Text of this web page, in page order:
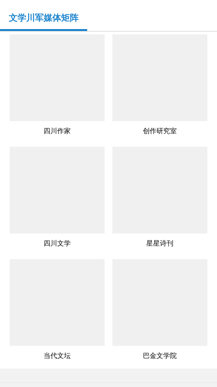
文学川军媒体矩阵
四川作家 创作研究室
四川文学 星星诗刊
当代文坛 巴金文学院